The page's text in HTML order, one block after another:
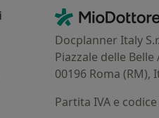
Contatti
MioDottore - Homepage
Docplanner Italy
Piazzale delle Belle
00196 Roma (RM),
Partita IVA e